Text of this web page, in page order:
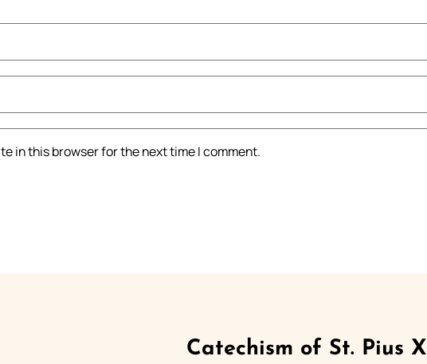
in this browser for the next time I comment.
Catechism of St. Pius X